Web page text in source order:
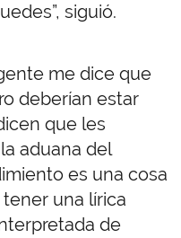
siguió.
me dice que
deberían estar
que les
aduana del
es una cosa
una lírica
de